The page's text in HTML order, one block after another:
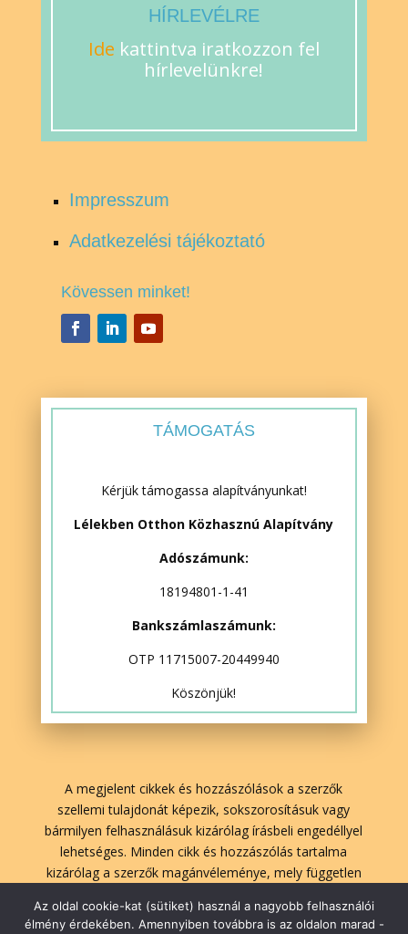
HÍRLEVÉLRE
Ide kattintva iratkozzon fel
hírlevelünkre!
Impresszum
Adatkezelési tájékoztató
Kövessen minket!
TÁMOGATÁS
Kérjük támogassa alapítványunkat!
Lélekben Otthon Közhasznú Alapítvány
Adószámunk:
18194801-1-41
Bankszámlaszámunk:
OTP 11715007-20449940
Köszönjük!
A megjelent cikkek és hozzászólások a szerzők
szellemi tulajdonát képezik, sokszorosításuk vagy
bármilyen felhasználásuk kizárólag írásbeli engedéllyel
lehetséges. Minden cikk és hozzászólás tartalma
kizárólag a szerzők magánvéleménye, mely független
Az oldal cookie-kat (sütiket) használ a nagyobb felhasználói
élmény érdekében. Amennyiben továbbra is az oldalon marad -